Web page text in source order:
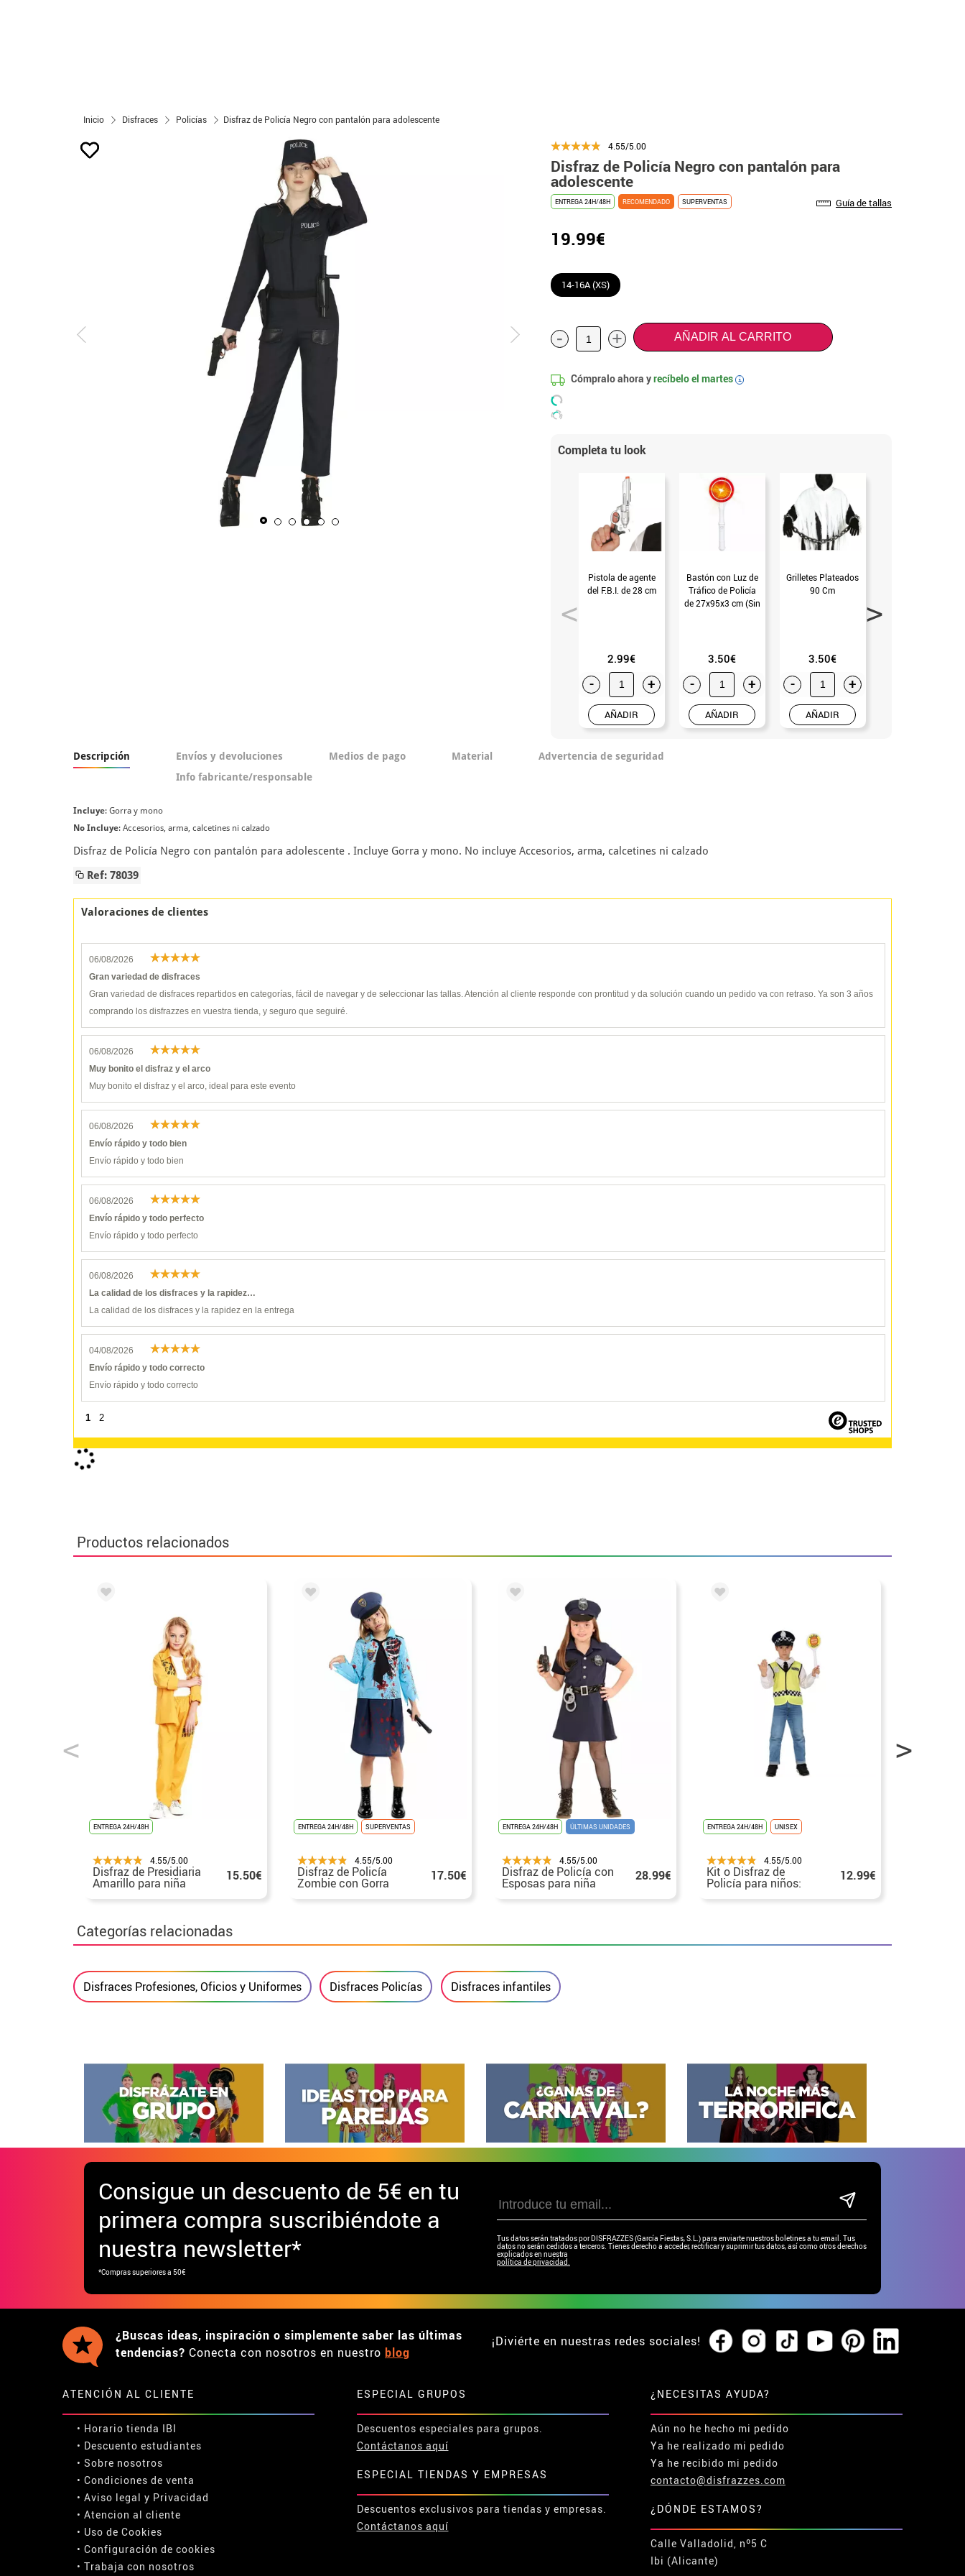
Inicio Disfraces Policías Disfraz de Policía Negro con pantalón para adolescente
4.55/5.00
Disfraz de Policía Negro con pantalón para
adolescente
ENTREGA 24H/48H RECOMENDADO SUPERVENTAS Guía de tallas
19.99€
14-16A (XS)
- + AÑADIR AL CARRITO
Cómpralo ahora yrecíbelo el martes i
Completa tu look
Pistola de agente
del F.B.I. de 28 cm
2.99€
- +
AÑADIR
Bastón con Luz de
Tráfico de Policía
de 27x95x3 cm (Sin
3.50€
- +
AÑADIR
Grilletes Plateados
90 Cm
3.50€
- +
AÑADIR
Descripción Envíos y devoluciones Medios de pago Material
Advertencia de seguridad
Info fabricante/responsable
Incluye: Gorra y mono
No Incluye: Accesorios, arma, calcetines ni calzado
Disfraz de Policía Negro con pantalón para adolescente . Incluye Gorra y mono. No incluye Accesorios, arma, calcetines ni calzado
Ref: 78039
Valoraciones de clientes
06/08/2026
Gran variedad de disfraces
Gran variedad de disfraces repartidos en categorías, fácil de navegar y de seleccionar las tallas. Atención al cliente responde con prontitud y da solución cuando un pedido va con retraso. Ya son 3 años
comprando los disfrazzes en vuestra tienda, y seguro que seguiré.
06/08/2026
Muy bonito el disfraz y el arco
Muy bonito el disfraz y el arco, ideal para este evento
06/08/2026
Envío rápido y todo bien
Envío rápido y todo bien
06/08/2026
Envío rápido y todo perfecto
Envío rápido y todo perfecto
06/08/2026
La calidad de los disfraces y la rapidez…
La calidad de los disfraces y la rapidez en la entrega
04/08/2026
Envío rápido y todo correcto
Envío rápido y todo correcto
1 2
Productos relacionados
ENTREGA 24H/48H
4.55/5.00
Disfraz de Presidiaria
Amarillo para niña 15.50€
ENTREGA 24H/48H SUPERVENTAS
4.55/5.00
Disfraz de Policía
Zombie con Gorra 17.50€
ENTREGA 24H/48H ÚLTIMAS UNIDADES
4.55/5.00
Disfraz de Policía con
Esposas para niña 28.99€
ENTREGA 24H/48H UNISEX
4.55/5.00
Kit o Disfraz de
Policía para niños:
Chaleco, Gorro y
12.99€
Categorías relacionadas
Disfraces Profesiones, Oficios y Uniformes Disfraces Policías Disfraces infantiles
Consigue un descuento de 5€ en tu
primera compra suscribiéndote a
nuestra newsletter*
*Compras superiores a 50€
Tus datos serán tratados por DISFRAZZES (García Fiestas, S.L.) para enviarte nuestros boletines a tu email. Tus
datos no serán cedidos a terceros. Tienes derecho a acceder, rectificar y suprimir tus datos, así como otros derechos
explicados en nuestra
política de privacidad.
¿Buscas ideas, inspiración o simplemente saber las últimas
tendencias? Conecta con nosotros en nuestro blog
¡Diviérte en nuestras redes sociales!
ATENCIÓN AL CLIENTE
• Horario tienda IBI
• Descuento estudiantes
• Sobre nosotros
• Condiciones de venta
• Aviso legal y Privacidad
• Atencion al cliente
• Uso de Cookies
• Configuración de cookies
• Trabaja con nosotros
ESPECIAL GRUPOS
Descuentos especiales para grupos.
Contáctanos aquí
ESPECIAL TIENDAS Y EMPRESAS
Descuentos exclusivos para tiendas y empresas.
Contáctanos aquí
¿NECESITAS AYUDA?
Aún no he hecho mi pedido
Ya he realizado mi pedido
Ya he recibido mi pedido
contacto@disfrazzes.com
¿DÓNDE ESTAMOS?
Calle Valladolid, nº5 C
Ibi (Alicante)